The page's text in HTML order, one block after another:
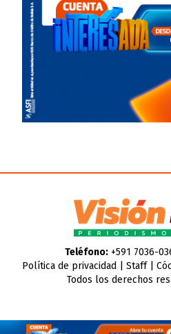
Teléfono:+591 7036-
Política de privacidad
Staff|
Todos los derechos